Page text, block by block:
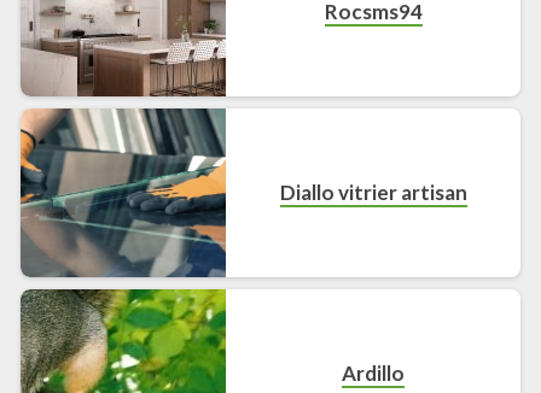
Rocsms94
Diallo vitrier artisan
Ardillo